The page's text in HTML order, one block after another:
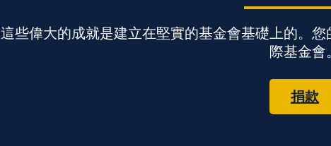
這些偉大的成就是建立在堅實的基金會基礎上的。
際基金會。
捐款